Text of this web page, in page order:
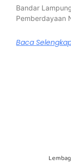
Bandar
Pemberdayaan
Baca